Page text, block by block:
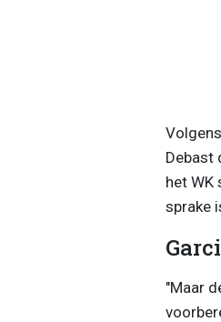
Volgens
Debast
het WK
sprake
"Maar